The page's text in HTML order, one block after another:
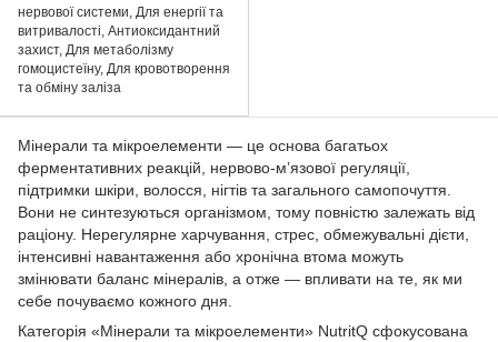
нервової системи, Для енергії та
витривалості, Антиоксидантний
захист, Для метаболізму
гомоцистеїну, Для кровотворення
та обміну заліза
Мінерали та мікроелементи — це основа багатьох
ферментативних реакцій, нервово-м’язової регуляції,
підтримки шкіри, волосся, нігтів та загального самопочуття.
Вони не синтезуються організмом, тому повністю залежать від
раціону. Нерегулярне харчування, стрес, обмежувальні дієти,
інтенсивні навантаження або хронічна втома можуть
змінювати баланс мінералів, а отже — впливати на те, як ми
себе почуваємо кожного дня.
Категорія «Мінерали та мікроелементи» NutritQ сфокусована